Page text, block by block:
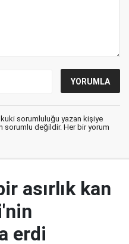
sorumluluğu yazan kişiye
sorumlu değildir. Her bir yorum
asırlık kan
erdi